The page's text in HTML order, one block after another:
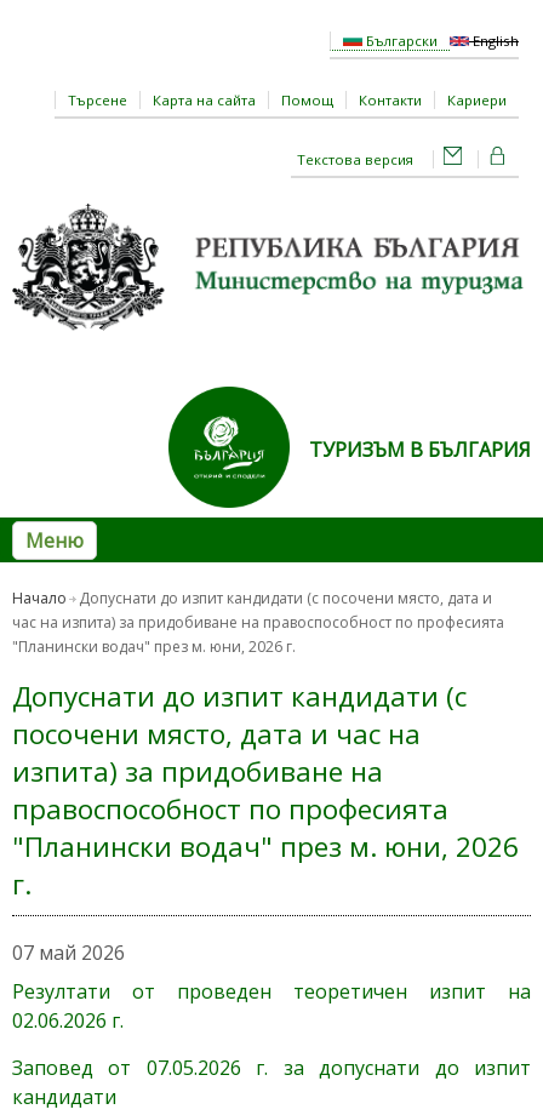
Български English
Търсене Карта на сайта Помощ Контакти Кариери
Текстова версия
ТУРИЗЪМ В БЪЛГАРИЯ
Меню
Начало
Допуснати до изпит кандидати (с посочени място, дата и
час на изпита) за придобиване на правоспособност по професията
"Планински водач" през м. юни, 2026 г.
Допуснати до изпит кандидати (с
посочени място, дата и час на
изпита) за придобиване на
правоспособност по професията
"Планински водач" през м. юни, 2026
г.
07 май 2026
Резултати от проведен теоретичен изпит на
02.06.2026 г.
Заповед от 07.05.2026 г. за допуснати до изпит
кандидати